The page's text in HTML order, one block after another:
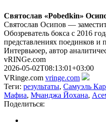
Святослав «Pobedkin»
Святослав Осипов —
Обозреватель бокса с 2016
представлениях поединков и
Интервьюер, автор
vRINGe.com
2026-05-02T08:13:01+03:00
VRinge.com vringe.com
Теги: результаты, Самуэль
Мафиа, Мчанджа Йохана,
Поделиться: